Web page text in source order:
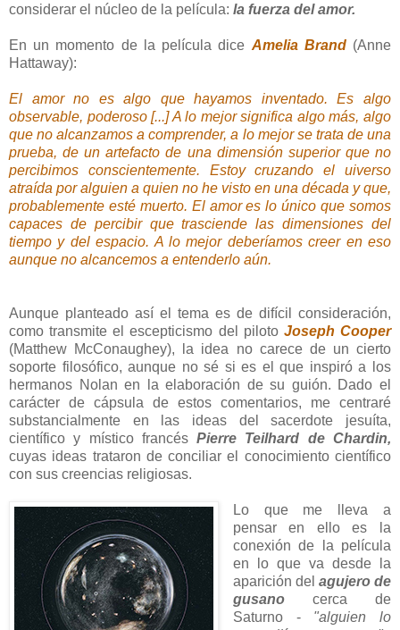
considerar el núcleo de la película: la fuerza del amor.
En un momento de la película dice Amelia Brand(Anne
Hattaway):
El amor no es algo que hayamos inventado. Es algo
observable, poderoso [...] A lo mejor significa algo más, algo
que no alcanzamos a comprender, a lo mejor se trata de una
prueba, de un artefacto de una dimensión superior que no
percibimos conscientemente. Estoy cruzando el uiverso
atraída por alguien a quien no he visto en una década y que,
probablemente esté muerto. El amor es lo único que somos
capaces de percibir que trasciende las dimensiones del
tiempo y del espacio. A lo mejor deberíamos creer en eso
aunque no alcancemos a entenderlo aún.
Aunque planteado así el tema es de difícil consideración,
como transmite el escepticismo del piloto Joseph Cooper
(Matthew McConaughey), la idea no carece de un cierto
soporte filosófico, aunque no sé si es el que inspiró a los
hermanos Nolan en la elaboración de su guión. Dado el
carácter de cápsula de estos comentarios, me centraré
substancialmente en las ideas del sacerdote jesuíta,
científico y místico francésPierre Teilhard de Chardin,
cuyas ideas trataron de conciliar el conocimiento científico
con sus creencias religiosas.
Lo que me lleva a
pensar en ello es la
conexión de la película
en lo que va desde la
aparición del agujero de
gusano cerca de
Saturno - "alguien lo